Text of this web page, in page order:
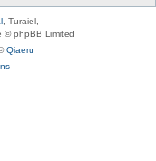
, Turaiel,
© phpBB Limited
Qiaeru